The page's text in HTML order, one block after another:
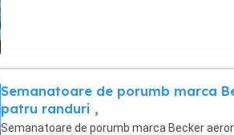
Semanatoare de porumb marca
patru randuri ,
Semanatoare de porumb marca Becker